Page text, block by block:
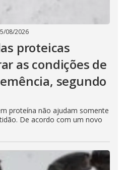
08/2026
proteicas
as condições de
segundo
proteína não ajudam somente
De acordo com um novo